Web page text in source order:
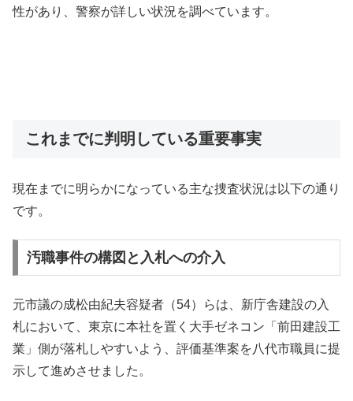
性があり、警察が詳しい状況を調べています。
これまでに判明している重要事実
現在までに明らかになっている主な捜査状況は以下の通り
です。
汚職事件の構図と入札への介入
元市議の成松由紀夫容疑者（54）らは、新庁舎建設の入
札において、東京に本社を置く大手ゼネコン「前田建設工
業」側が落札しやすいよう、評価基準案を八代市職員に提
示して進めさせました。